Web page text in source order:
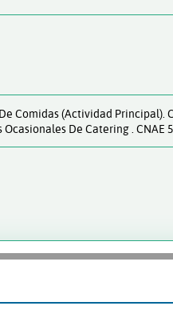
Comidas (actividad
Ocasionales De Catering .